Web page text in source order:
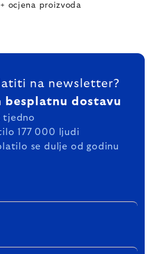
ocjena proizvoda
na newsletter?
besplatnu dostavu
tjedno
177 000 ljudi
se dulje od godinu